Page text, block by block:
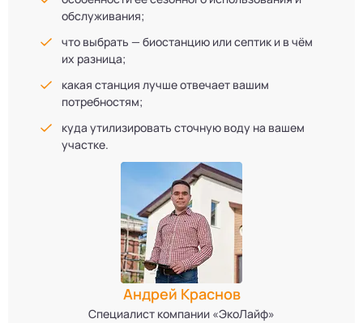
обслуживания;
что выбрать — биостанцию или септик и в чём
их разница;
какая станция лучше отвечает вашим
потребностям;
куда утилизировать сточную воду на вашем
участке.
Андрей Краснов
Специалист компании «ЭкоЛайф»